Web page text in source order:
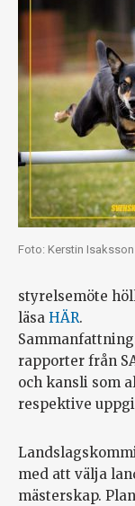
Foto: Kerstin Isaksson
styrelsemöte
läsa HÄR.
rapporter från
och kansli som
respektive
med att välja
mästerskap.